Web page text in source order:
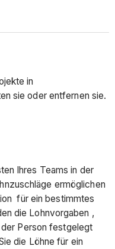
in
sie oder entfernen sie.
Ihres Teams in der
ermöglichen
für ein bestimmtes
die Lohnvorgaben ,
Person festgelegt
die Löhne für ein